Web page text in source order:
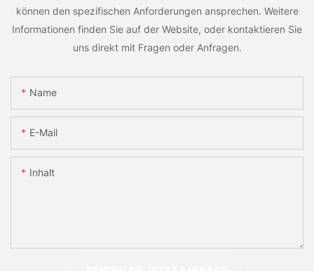
können den spezifischen Anforderungen ansprechen. Weitere
Informationen finden Sie auf der Website, oder kontaktieren Sie
uns direkt mit Fragen oder Anfragen.
Name
E-Mail
Inhalt